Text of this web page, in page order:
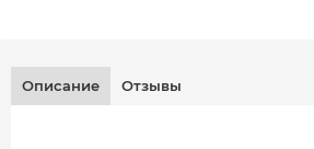
Описание Отзывы